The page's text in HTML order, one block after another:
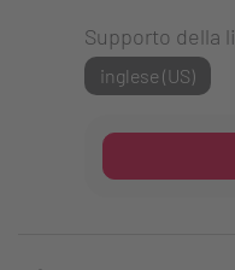
Supporto della
inglese (US)